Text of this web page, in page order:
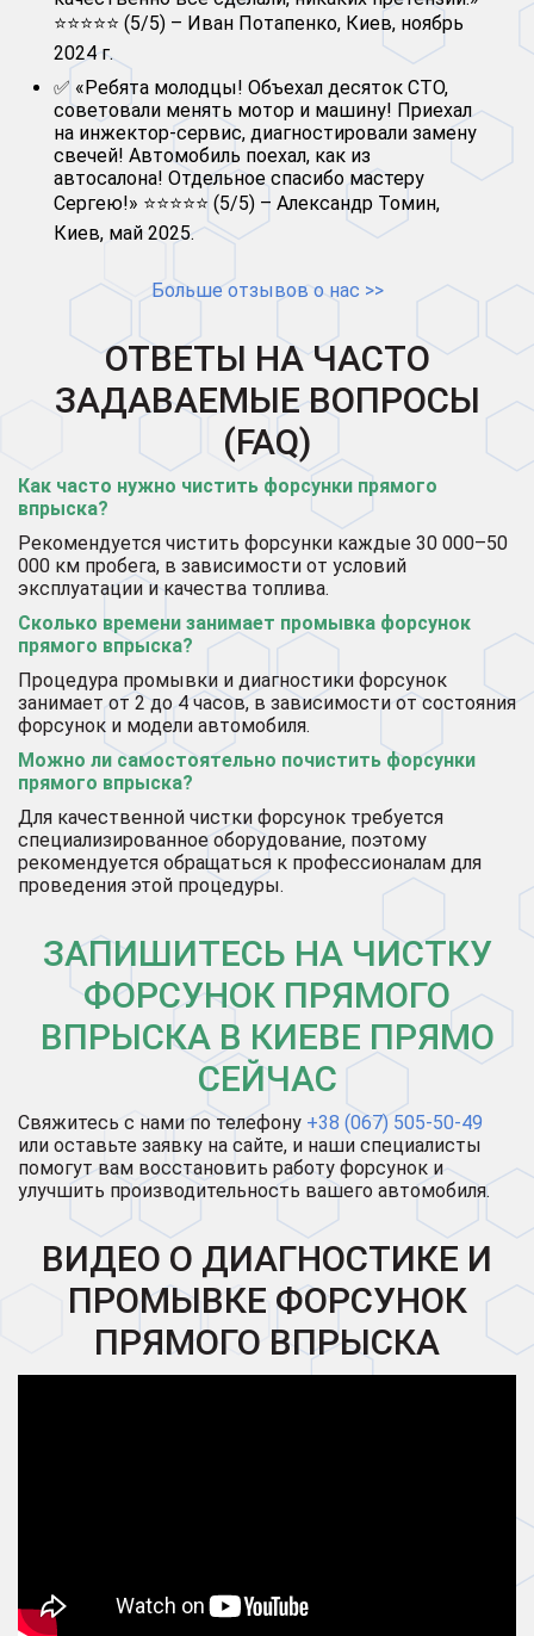
⭐⭐⭐⭐⭐ (5/5) – Иван Потапенко, Киев, ноябрь
2024 г.
✅ «Ребята молодцы! Объехал десяток СТО,
советовали менять мотор и машину! Приехал
на инжектор-сервис, диагностировали замену
свечей! Автомобиль поехал, как из
автосалона! Отдельное спасибо мастеру
Сергею!» ⭐⭐⭐⭐⭐ (5/5) – Александр Томин,
Киев, май 2025.
Больше отзывов о нас >>
ОТВЕТЫ НА ЧАСТО
ЗАДАВАЕМЫЕ ВОПРОСЫ
(FAQ)
Как часто нужно чистить форсунки прямого
впрыска?
Рекомендуется чистить форсунки каждые 30 000–50
000 км пробега, в зависимости от условий
эксплуатации и качества топлива.
Сколько времени занимает промывка форсунок
прямого впрыска?
Процедура промывки и диагностики форсунок
занимает от 2 до 4 часов, в зависимости от состояния
форсунок и модели автомобиля.
Можно ли самостоятельно почистить форсунки
прямого впрыска?
Для качественной чистки форсунок требуется
специализированное оборудование, поэтому
рекомендуется обращаться к профессионалам для
проведения этой процедуры.
ЗАПИШИТЕСЬ НА ЧИСТКУ
ФОРСУНОК ПРЯМОГО
ВПРЫСКА В КИЕВЕ ПРЯМО
СЕЙЧАС
Свяжитесь с нами по телефону +38 (067) 505-50-49
или оставьте заявку на сайте, и наши специалисты
помогут вам восстановить работу форсунок и
улучшить производительность вашего автомобиля.
ВИДЕО О ДИАГНОСТИКЕ И
ПРОМЫВКЕ ФОРСУНОК
ПРЯМОГО ВПРЫСКА